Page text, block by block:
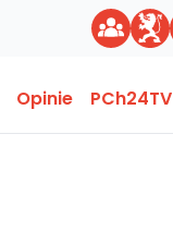
Opinie PCh24TV